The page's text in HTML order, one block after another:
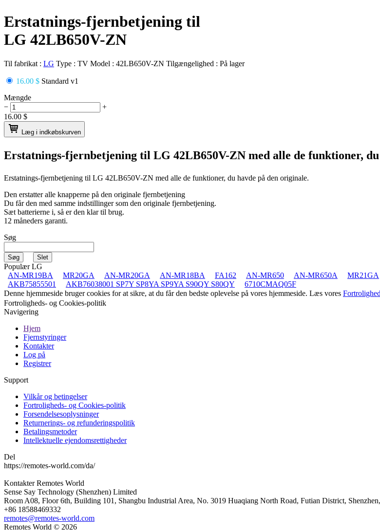
Erstatnings-fjernbetjening til
LG 42LB650V-ZN
Til fabrikat : LG Type : TV Model : 42LB650V-ZN Tilgængelighed : På lager
16.00 $ Standard v1
Mængde
−
+
16.00 $
Læg i indkøbskurven
Erstatnings-fjernbetjening til LG 42LB650V-ZN med alle de funktioner,
Erstatnings-fjernbetjening til LG 42LB650V-ZN med alle de funktioner, du havde på den originale.
Den erstatter alle knapperne på den originale fjernbetjening
Du får den med samme indstillinger som den originale fjernbetjening.
Sæt batterierne i, så er den klar til brug.
12 måneders garanti.
Søg
Populær LG
AN-MR19BA
MR20GA AN-MR20GA AN-MR18BA FA162 AN-MR650 AN-MR650A MR21GA
AKB75855501
AKB76038001 SP7Y SP8YA SP9YA S90QY S80QY
6710CMAQ05F
Denne hjemmeside bruger cookies for at sikre, at du får den bedste oplevelse på vores hjemmeside. Læs vores
Fortroligheds- og Cookies-politik
Navigering
Hjem
Fjernstyringer
Kontakter
Log på
Registrer
Support
Vilkår og betingelser
Fortroligheds- og Cookies-politik
Forsendelsesoplysninger
Returnerings- og refunderingspolitik
Betalingsmetoder
Intellektuelle ejendomsrettigheder
Del
https://remotes-world.com/da/
Kontakter Remotes World
Sense Say Technology (Shenzhen) Limited
Room A08, Floor 6th, Building 101, Shangbu Industrial Area, No. 3019 Huaqiang North Road, Futian District,
+86 18588469332
remotes@remotes-world.com
Remotes World © 2026